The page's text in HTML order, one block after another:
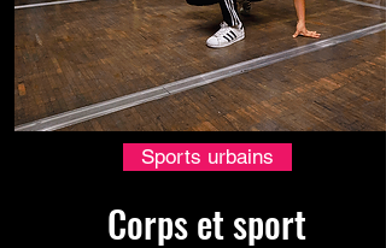
Sports urbains
Corps et sport